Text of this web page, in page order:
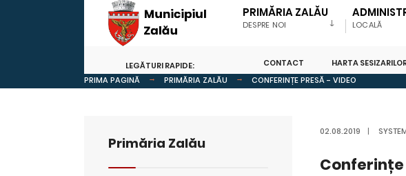
PRIMĂRIA ZALĂU
DESPRE NOI LOCALĂ
LEGĂTURI RAPIDE: CONTACT
HARTA
PRIMA PAGINĂ
PRIMĂRIA ZALĂU CONFERINȚE PRESĂ - VIDEO
02.08.2019 |
Primăria Zalău